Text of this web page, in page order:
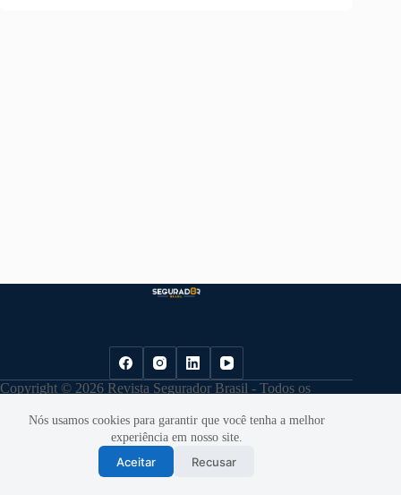
Nós usamos cookies para garantir que você tenha a melhor
experiência em nosso site.
Aceitar Recusar
Copyright © 2026 Revista Segurador Brasil - Todos os
Desenvolvido por